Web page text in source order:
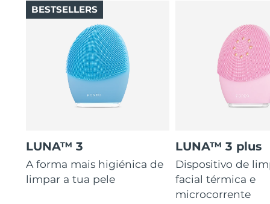
LUNA™ 3
A forma mais higiénica de
limpar a tua pele
BESTSELLERS
LUNA™ 3 plus
Dispositivo de
facial térmica e
microcorrente